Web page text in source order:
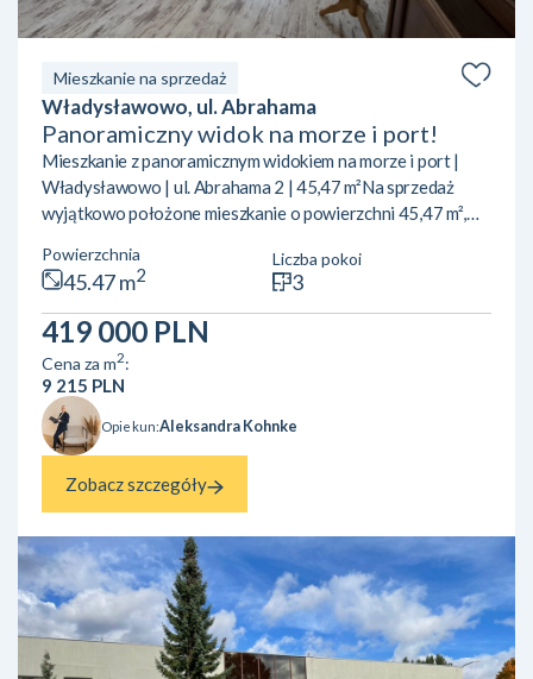
Mieszkanie na sprzedaż
Władysławowo, ul. Abrahama
Panoramiczny widok na morze i port!
Mieszkanie z panoramicznym widokiem na morze i port |
Władysławowo | ul. Abrahama 2 | 45,47 m²Na sprzedaż
wyjątkowo położone mieszkanie o powierzchni 45,47 m²,
jednej z najbardziej pożądanych lokalizacji w mieście.
Nieruchomość znajduje się na 4. (ostatnim) piętrze
zadbanego budynku, z którego rozpościera się piękny widok
na otwarte Morze Bałtyckie oraz port. To oferta dla osób
szukających mieszkania z potencjałem inwestycyjnym lub
własn...
Powierzchnia
45.47 m2
Liczba pokoi
3
419 000 PLN
Cena za m2:
9 215 PLN
Opiekun:Aleksandra Kohnke
Zobacz szczegóły